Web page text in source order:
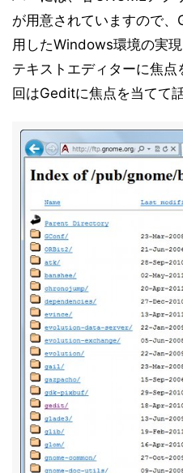
が用意されていますので
用したWindows環境の実
テキストエディターに焦
回はGeditに焦点を当てて